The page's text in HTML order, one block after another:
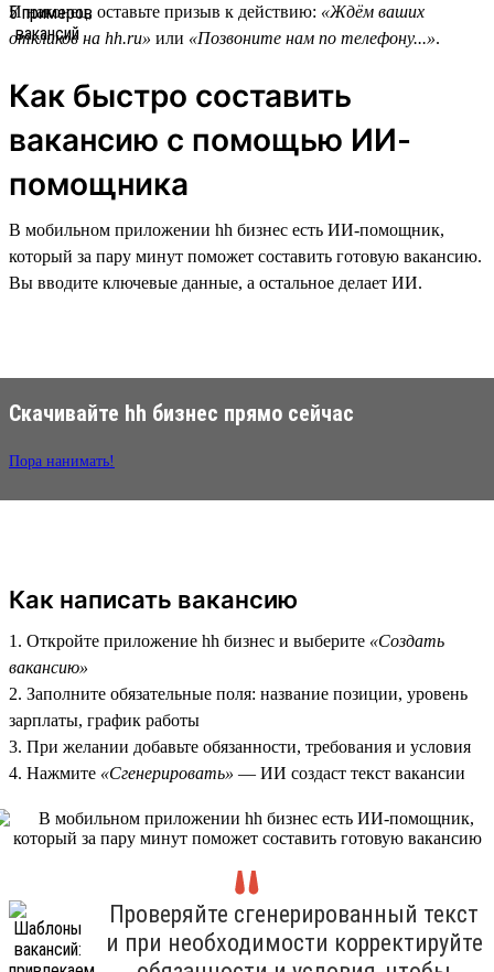
И наконец, оставьте призыв к действию: «Ждём ваших
откликов на hh.ru» или «Позвоните нам по телефону...».
Как быстро составить
вакансию с помощью ИИ-
помощника
В мобильном приложении hh бизнес есть ИИ-помощник,
который за пару минут поможет составить готовую вакансию.
Вы вводите ключевые данные, а остальное делает ИИ.
Скачивайте hh бизнес прямо сейчас
Пора нанимать!
Как написать вакансию
1. Откройте приложение hh бизнес и выберите «Создать
вакансию»
2. Заполните обязательные поля: название позиции, уровень
зарплаты, график работы
3. При желании добавьте обязанности, требования и условия
4. Нажмите «Сгенерировать» — ИИ создаст текст вакансии
Проверяйте сгенерированный текст
и при необходимости корректируйте